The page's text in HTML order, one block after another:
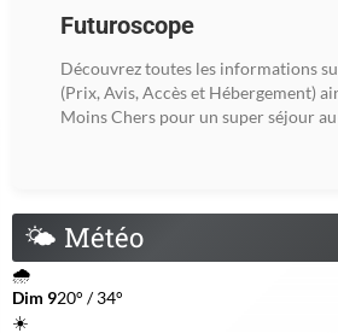
Futuroscope
Découvrez toutes les informations
(Prix, Avis, Accès et Hébergement)
Moins Chers pour un super séjour
🌤 Météo
🌧️
Dim 920° / 34°
☀️